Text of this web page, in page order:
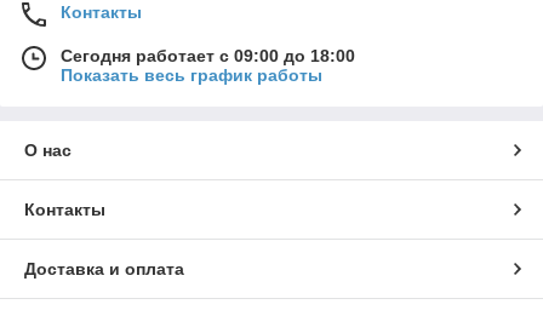
Контакты
Сегодня работает с 09:00 до 18:00
Показать весь график работы
О нас
Контакты
Доставка и оплата